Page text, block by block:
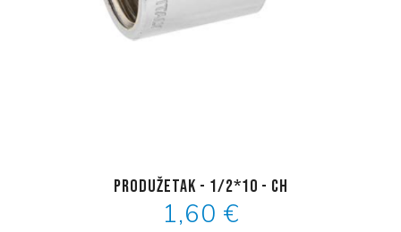
Produžetak - 1/2*10 - CH
1,60 €